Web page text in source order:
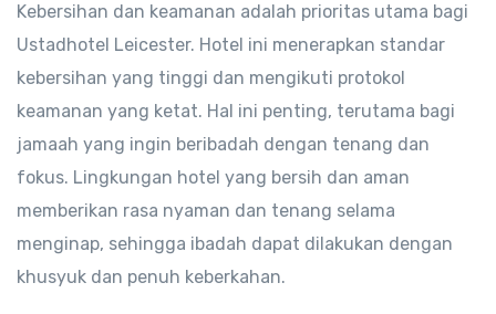
Kebersihan dan keamanan adalah prioritas utama bagi
Ustadhotel Leicester. Hotel ini menerapkan standar
kebersihan yang tinggi dan mengikuti protokol
keamanan yang ketat. Hal ini penting, terutama bagi
jamaah yang ingin beribadah dengan tenang dan
fokus. Lingkungan hotel yang bersih dan aman
memberikan rasa nyaman dan tenang selama
menginap, sehingga ibadah dapat dilakukan dengan
khusyuk dan penuh keberkahan.